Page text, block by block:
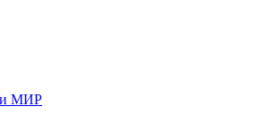
МИР